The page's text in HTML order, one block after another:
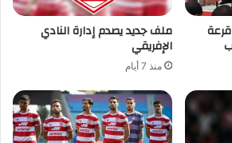
ملف جديد يصدم إدارة النادي
الإفريقي
منذ 7 أيام